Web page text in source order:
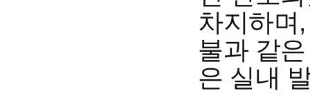
차지하며
불과 같
은 실내